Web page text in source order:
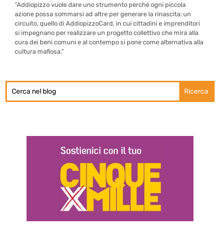
“Addiopizzo vuole dare uno strumento perché ogni piccola
azione possa sommarsi ad altre per generare la rinascita: un
circuito, quello di AddiopizzoCard, in cui cittadini e imprenditori
si impegnano per realizzare un progetto collettivo che mira alla
cura dei beni comuni e al contempo si pone come alternativa alla
cultura mafiosa.”